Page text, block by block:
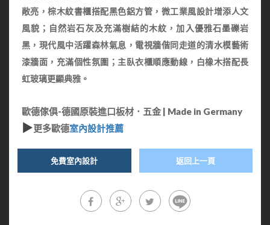
敞亮，棕木紋書櫃搭配黑色鋁方管，微工業風設計增添人文
風貌 ；
自然岩石灰及充滿樹結的木紋，加入優雅石墨礫岩
黑，現代風中活躍森林氣息， 電視牆偕同走道的清水模藝術
漆牆面，充滿個性氛圍 ； 主臥衣櫃順應動線，白橡木搭配長
虹玻璃更顯典雅。
歐德傢俱-德國原裝進口板材．五金 | Made in Germany
▶更多歐德室內設計推薦
免費室內設計 返回上一頁